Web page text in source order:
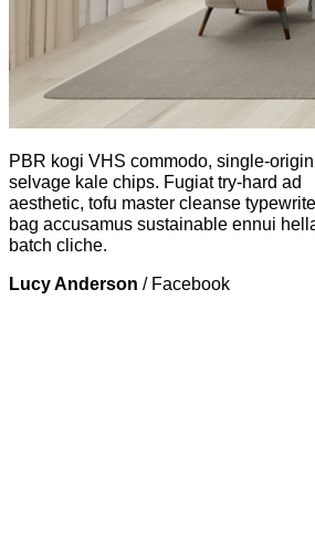
PBR kogi VHS commodo, single-
selvage kale chips. Fugiat try-hard ad
aesthetic, tofu master cleanse
bag accusamus sustainable ennui
batch cliche.
Lucy Anderson / Facebook